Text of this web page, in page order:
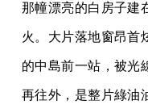
那幢漂亮的白房子建
火。大片落地窗昂首
的中島前一站，被光
再往外，是整片綠油